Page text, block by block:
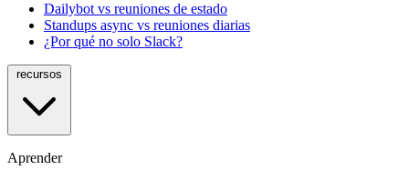
Dailybot vs reuniones de estado
Standups async vs reuniones diarias
¿Por qué no solo Slack?
Aprender